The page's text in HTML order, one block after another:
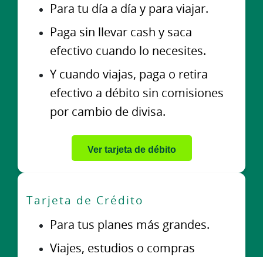
Para tu día a día y para viajar.
Paga sin llevar cash y saca
efectivo cuando lo necesites.
Y cuando viajas, paga o retira
efectivo a débito sin comisiones
por cambio de divisa.
Ver tarjeta de débito
Tarjeta de Crédito
Para tus planes más grandes.
Viajes, estudios o compras